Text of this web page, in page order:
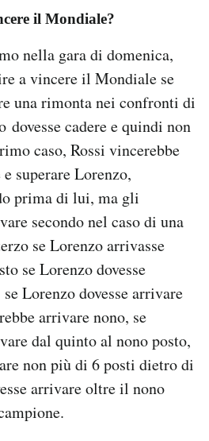
il Mondiale?
nella gara di domenica,
a vincere il Mondiale se
una rimonta nei confronti di
dovesse cadere e quindi non
caso, Rossi vincerebbe
superare Lorenzo,
prima di lui, ma gli
secondo nel caso di una
se Lorenzo arrivasse
se Lorenzo dovesse
Lorenzo dovesse arrivare
arrivare nono, se
dal quinto al nono posto,
non più di 6 posti dietro di
arrivare oltre il nono